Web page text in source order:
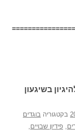
בשיגעון
בקטגוריה בוגדים
, פידיון שבויים,